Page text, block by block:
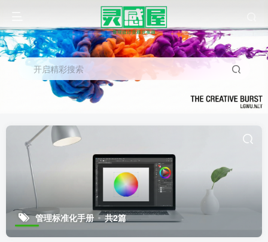
开启精彩搜索
管理标准化手册 共2篇